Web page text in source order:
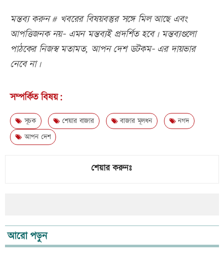
মন্তব্য করুন # খবরের বিষয়বস্তুর সঙ্গে মিল আছে এবং
আপত্তিজনক নয়- এমন মন্তব্যই প্রদর্শিত হবে। মন্তব্যগুলো
পাঠকের নিজস্ব মতামত, আপন দেশ ডটকম- এর দায়ভার
নেবে না।
সম্পর্কিত বিষয়:
সূচক শেয়ার বাজার বাজার মূলধন
নগদ
আপন দেশ
শেয়ার করুনঃ
আরো পড়ুন